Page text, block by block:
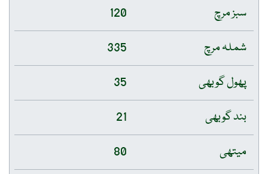
سبز مرچ
120
شملہ مرچ
335
پھول گوبھی
35
بند گوبھی
21
میتھی
80